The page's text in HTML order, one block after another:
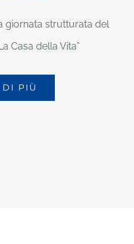
giornata strutturata del
Casa della Vita”
DI PIÙ